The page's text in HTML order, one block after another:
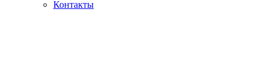
Контакты